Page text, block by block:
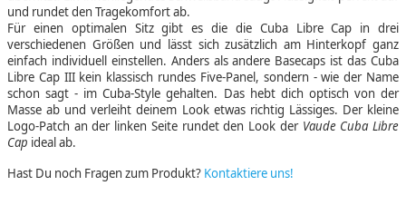
und rundet den Tragekomfort ab.
Für einen optimalen Sitz gibt es die die Cuba Libre Cap in drei
verschiedenen Größen und lässt sich zusätzlich am Hinterkopf ganz
einfach individuell einstellen. Anders als andere Basecaps ist das Cuba
Libre Cap III kein klassisch rundes Five-Panel, sondern - wie der Name
schon sagt - im Cuba-Style gehalten. Das hebt dich optisch von der
Masse ab und verleiht deinem Look etwas richtig Lässiges. Der kleine
Logo-Patch an der linken Seite rundet den Look der Vaude Cuba Libre
Cap ideal ab.
Hast Du noch Fragen zum Produkt? Kontaktiere uns!